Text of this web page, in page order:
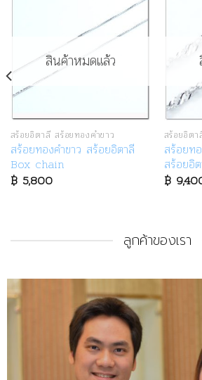
สินค้าหมดแล้ว
สร้อยอิตาลี สร้อยทองคำขาว
สร้อยทองคำขาว สร้อยอิตาลี
Box chain
฿5,800
สร้อยอิต
สร้อยท
สร้อยอิ
฿
ลูกค้าของเรา